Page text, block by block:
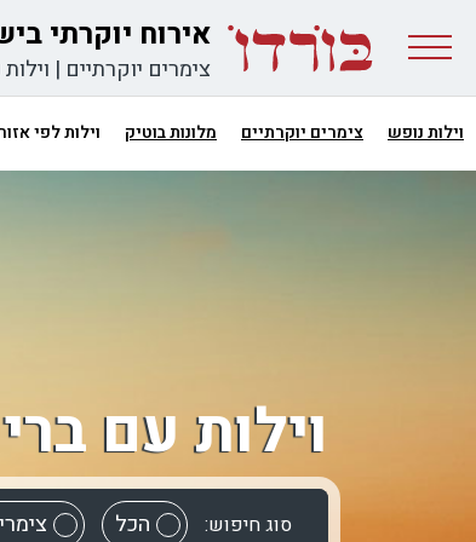
אירוח יוקרתי
צימרים יוקרתיים |
וילות נופש צימרים יוקרתיים מלונות בוטיק וילות לפי אזור
וילות עם
סוג חיפוש: הכל